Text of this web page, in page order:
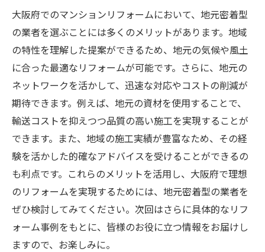
大阪府でのマンションリフォームにおいて、地元密着型
の業者を選ぶことには多くのメリットがあります。地域
の特性を理解した提案ができるため、地元の気候や風土
に合った最適なリフォームが可能です。さらに、地元の
ネットワークを活かして、迅速な対応やコストの削減が
期待できます。例えば、地元の資材を使用することで、
輸送コストを抑えつつ品質の高い施工を実現することが
できます。また、地域の施工実績が豊富なため、その経
験を活かした的確なアドバイスを受けることができるの
も利点です。これらのメリットを活用し、大阪府で理想
のリフォームを実現するためには、地元密着型の業者を
ぜひ検討してみてください。次回はさらに具体的なリフ
ォーム事例をもとに、皆様のお役に立つ情報をお届けし
ますので、お楽しみに。